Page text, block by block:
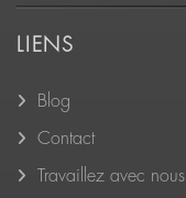
LIENS
Blog
Contact
Travaillez avec nous